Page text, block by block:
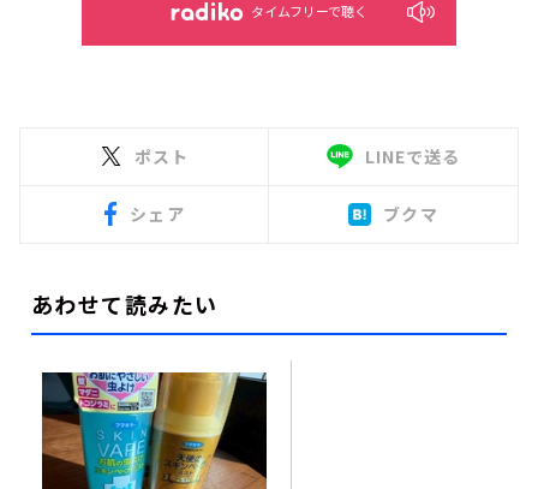
タイムフリーで聴く
ポスト LINEで送る
シェア ブクマ
あわせて読みたい